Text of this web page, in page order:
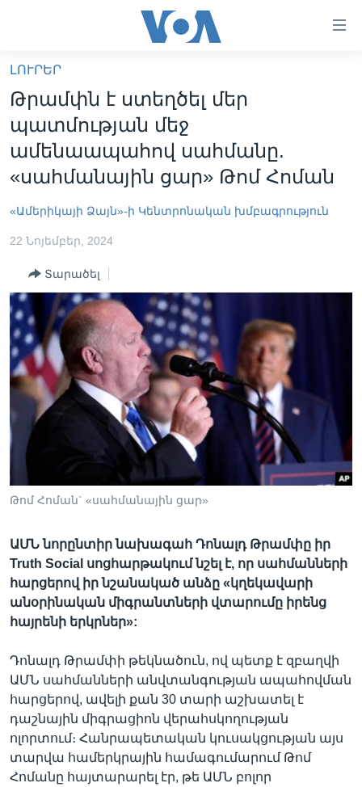
հիմնական
բովանդակությանը
անցնել
հիմնական
բովանդակությանը
հիմնական
ԼՈՒՐԵՐ
ՍՓՅՈՒՌՔ
ՏԵՍԱՆՅՈՒԹԵՐ
ԿԱՊ ՄԵԶ ՀԵՏ
Learning English
ՀԵՏԵՒԵՔ ՄԵԶ
Լեզուներ
ԼՈՒՐԵՐ
Թրամփն է ստեղծել մեր
պատմության մեջ
ամենաապահով սահմանը.
«սահմանային ցար» Թոմ Հոման
«Ամերիկայի Ձայն»-ի Կենտրոնական խմբագրություն
22 Նոյեմբեր, 2024
Տարածել
Թոմ Հոման` «սահմանային ցար»
ԱՄՆ նորընտիր նախագահ Դոնալդ Թրամփը իր
Truth Social սոցհարթակում նշել է, որ սահմանների
հարցերով իր նշանակած անձը «կղեկավարի
անօրինական միգրանտների վտարումը իրենց
հայրենի երկրներ»:
Դոնալդ Թրամփի թեկնածուն, ով պետք է զբաղվի
ԱՄՆ սահմանների անվտանգության ապահովման
հարցերով, ավելի քան 30 տարի աշխատել է
դաշնային միգրացիոն վերահսկողության
ոլորտում։ Հանրապետական կուսակցության այս
տարվա համերկրային համագումարում Թոմ
Հոմանը հայտարարել էր, թե ԱՄՆ բոլոր